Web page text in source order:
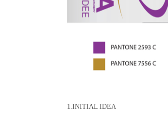
1.INITIAL IDEA